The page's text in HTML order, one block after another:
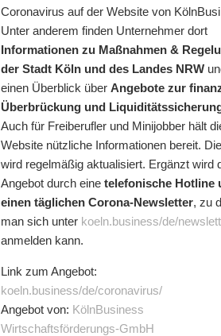
Coronavirus auf der Website von
Unter anderem finden Unternehmer dort
Informationen zu Maßnahmen &
der Stadt Köln und des Landes NRW
einen Überblick über Angebote zur
Überbrückung und
Auch für Freiberufler und Minijobber hält
Website nützliche Informationen bereit.
wird regelmäßig aktualisiert. Ergänzt wird
Angebot durch eine telefonische Hotline
einen täglichen Corona-Newsletter, zu
man sich unter koeln.business/de/
anmelden kann.
Link zum Angebot:
koeln.business/de/coronavirus/
Angebot von: KölnBusiness
Wirtschaftsförderungs-GmbH